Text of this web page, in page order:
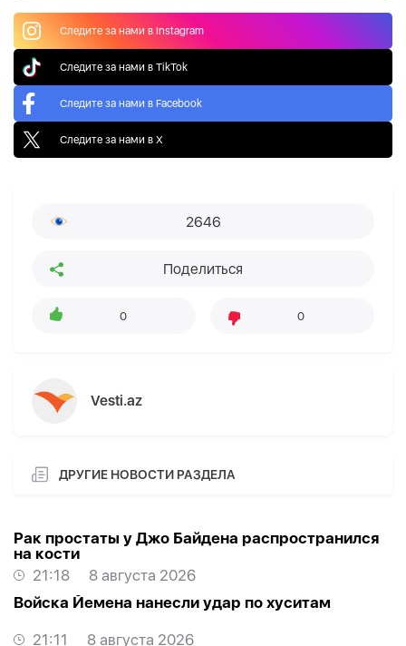
Следите за нами в Instagram
Следите за нами в TikTok
Следите за нами в Facebook
Следите за нами в X
2646
Поделиться
0 0
Vesti.az
ДРУГИЕ НОВОСТИ РАЗДЕЛА
Рак простаты у Джо Байдена распространился
на кости
21:18
8 августа 2026
Войска Йемена нанесли удар по хуситам
21:11
8 августа 2026